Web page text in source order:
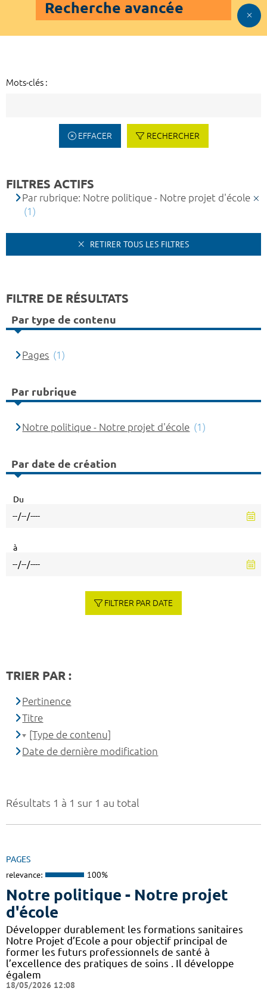
Recherche avancée
Mots-clés :
EFFACER RECHERCHER
Résultats 1 à 1 sur 1 au total
PAGES
relevance: 100%
Notre politique - Notre projet
d'école
Développer durablement les formations sanitaires
Notre Projet d’Ecole a pour objectif principal de
former les futurs professionnels de santé à
l’excellence des pratiques de soins . Il développe
égalem
18/05/2026 12:08
FILTRES ACTIFS
Par rubrique: Notre politique - Notre projet d'école
(1)
RETIRER TOUS LES FILTRES
FILTRE DE RÉSULTATS
Par type de contenu
Pages (1)
Par rubrique
Notre politique - Notre projet d'école (1)
Par date de création
Du
à
FILTRER PAR DATE
TRIER PAR :
Pertinence
Titre
[Type de contenu]
Date de dernière modification